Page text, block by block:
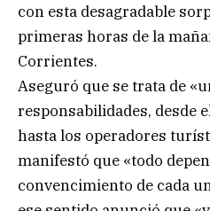
con esta desagradable
primeras horas de la
Corrientes.
Aseguró que se trata de
responsabilidades, desde
hasta los operadores
manifestó que «todo
convencimiento de cada